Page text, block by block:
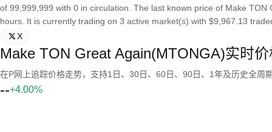
of 99,999,999 with 0 in circulation. The last known price of Make
hours. It is currently trading on 3 active market(s) with $9,967.13
X
Make TON Great Again(MTONGA)实时
在P网上追踪价格走势，支持1日、30日、60日、90日、1年及历史全周
--+4.00%